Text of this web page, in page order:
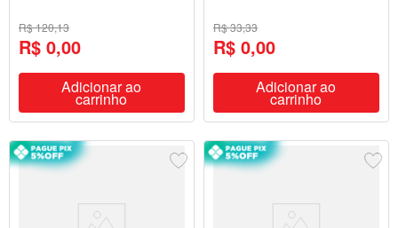
R$ 120,13
R$ 0,00
Adicionar ao
carrinho
R$ 33,33
R$ 0,00
Adicionar ao
carrinho